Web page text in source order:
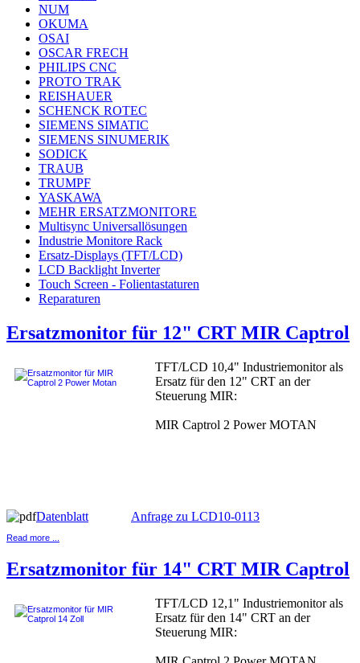
NUM
OKUMA
OSAI
OSCAR FRECH
PHILIPS CNC
PROTO TRAK
REISHAUER
SCHENCK ROTEC
SIEMENS SIMATIC
SIEMENS SINUMERIK
SODICK
TRAUB
TRUMPF
YASKAWA
MEHR ERSATZMONITORE
Multisync Universallösungen
Industrie Monitore Rack
Ersatz-Displays (TFT/LCD)
LCD Backlight Inverter
Touch Screen - Folientastaturen
Reparaturen
Ersatzmonitor für 12" CRT MIR Captrol
TFT/LCD 10,4" Industriemonitor als
Ersatz für den 12" CRT an der
Steuerung MIR:
MIR Captrol 2 Power MOTAN
Datenblatt Anfrage zu LCD10-0113
Read more ...
Ersatzmonitor für 14" CRT MIR Captrol
TFT/LCD 12,1" Industriemonitor als
Ersatz für den 14" CRT an der
Steuerung MIR: